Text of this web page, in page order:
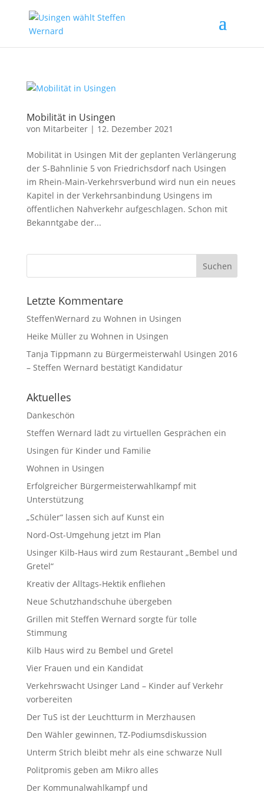
Mobilität in Usingen
von Mitarbeiter| 12. Dezember 2021
Mobilität in Usingen Mit der geplanten Verlängerung
der S-Bahnlinie 5 von Friedrichsdorf nach Usingen
im Rhein-Main-Verkehrsverbund wird nun ein neues
Kapitel in der Verkehrsanbindung Usingens im
öffentlichen Nahverkehr aufgeschlagen. Schon mit
Bekanntgabe der...
Letzte Kommentare
SteffenWernard zu Wohnen in Usingen
Heike Müllerzu Wohnen in Usingen
Tanja Tippmann zu Bürgermeisterwahl Usingen 2016
– Steffen Wernard bestätigt Kandidatur
Aktuelles
Dankeschön
Steffen Wernard lädt zu virtuellen Gesprächen ein
Usingen für Kinder und Familie
Wohnen in Usingen
Erfolgreicher Bürgermeisterwahlkampf mit
Unterstützung
„Schüler“ lassen sich auf Kunst ein
Nord-Ost-Umgehung jetzt im Plan
Usinger Kilb-Haus wird zum Restaurant „Bembel und
Gretel“
Kreativ der Alltags-Hektik enfliehen
Neue Schutzhandschuhe übergeben
Grillen mit Steffen Wernard sorgte für tolle
Stimmung
Kilb Haus wird zu Bembel und Gretel
Vier Frauen und ein Kandidat
Verkehrswacht Usinger Land – Kinder auf Verkehr
vorbereiten
Der TuS ist der Leuchtturm in Merzhausen
Den Wähler gewinnen, TZ-Podiumsdiskussion
Unterm Strich bleibt mehr als eine schwarze Null
Politpromis geben am Mikro alles
Der Kommunalwahlkampf und